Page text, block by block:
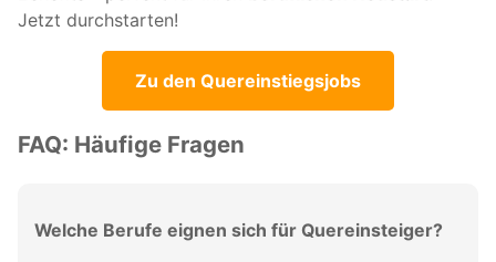
Jetzt durchstarten!
Zu den Quereinstiegsjobs
FAQ: Häufige Fragen
Welche Berufe eignen sich für Quereinsteiger?